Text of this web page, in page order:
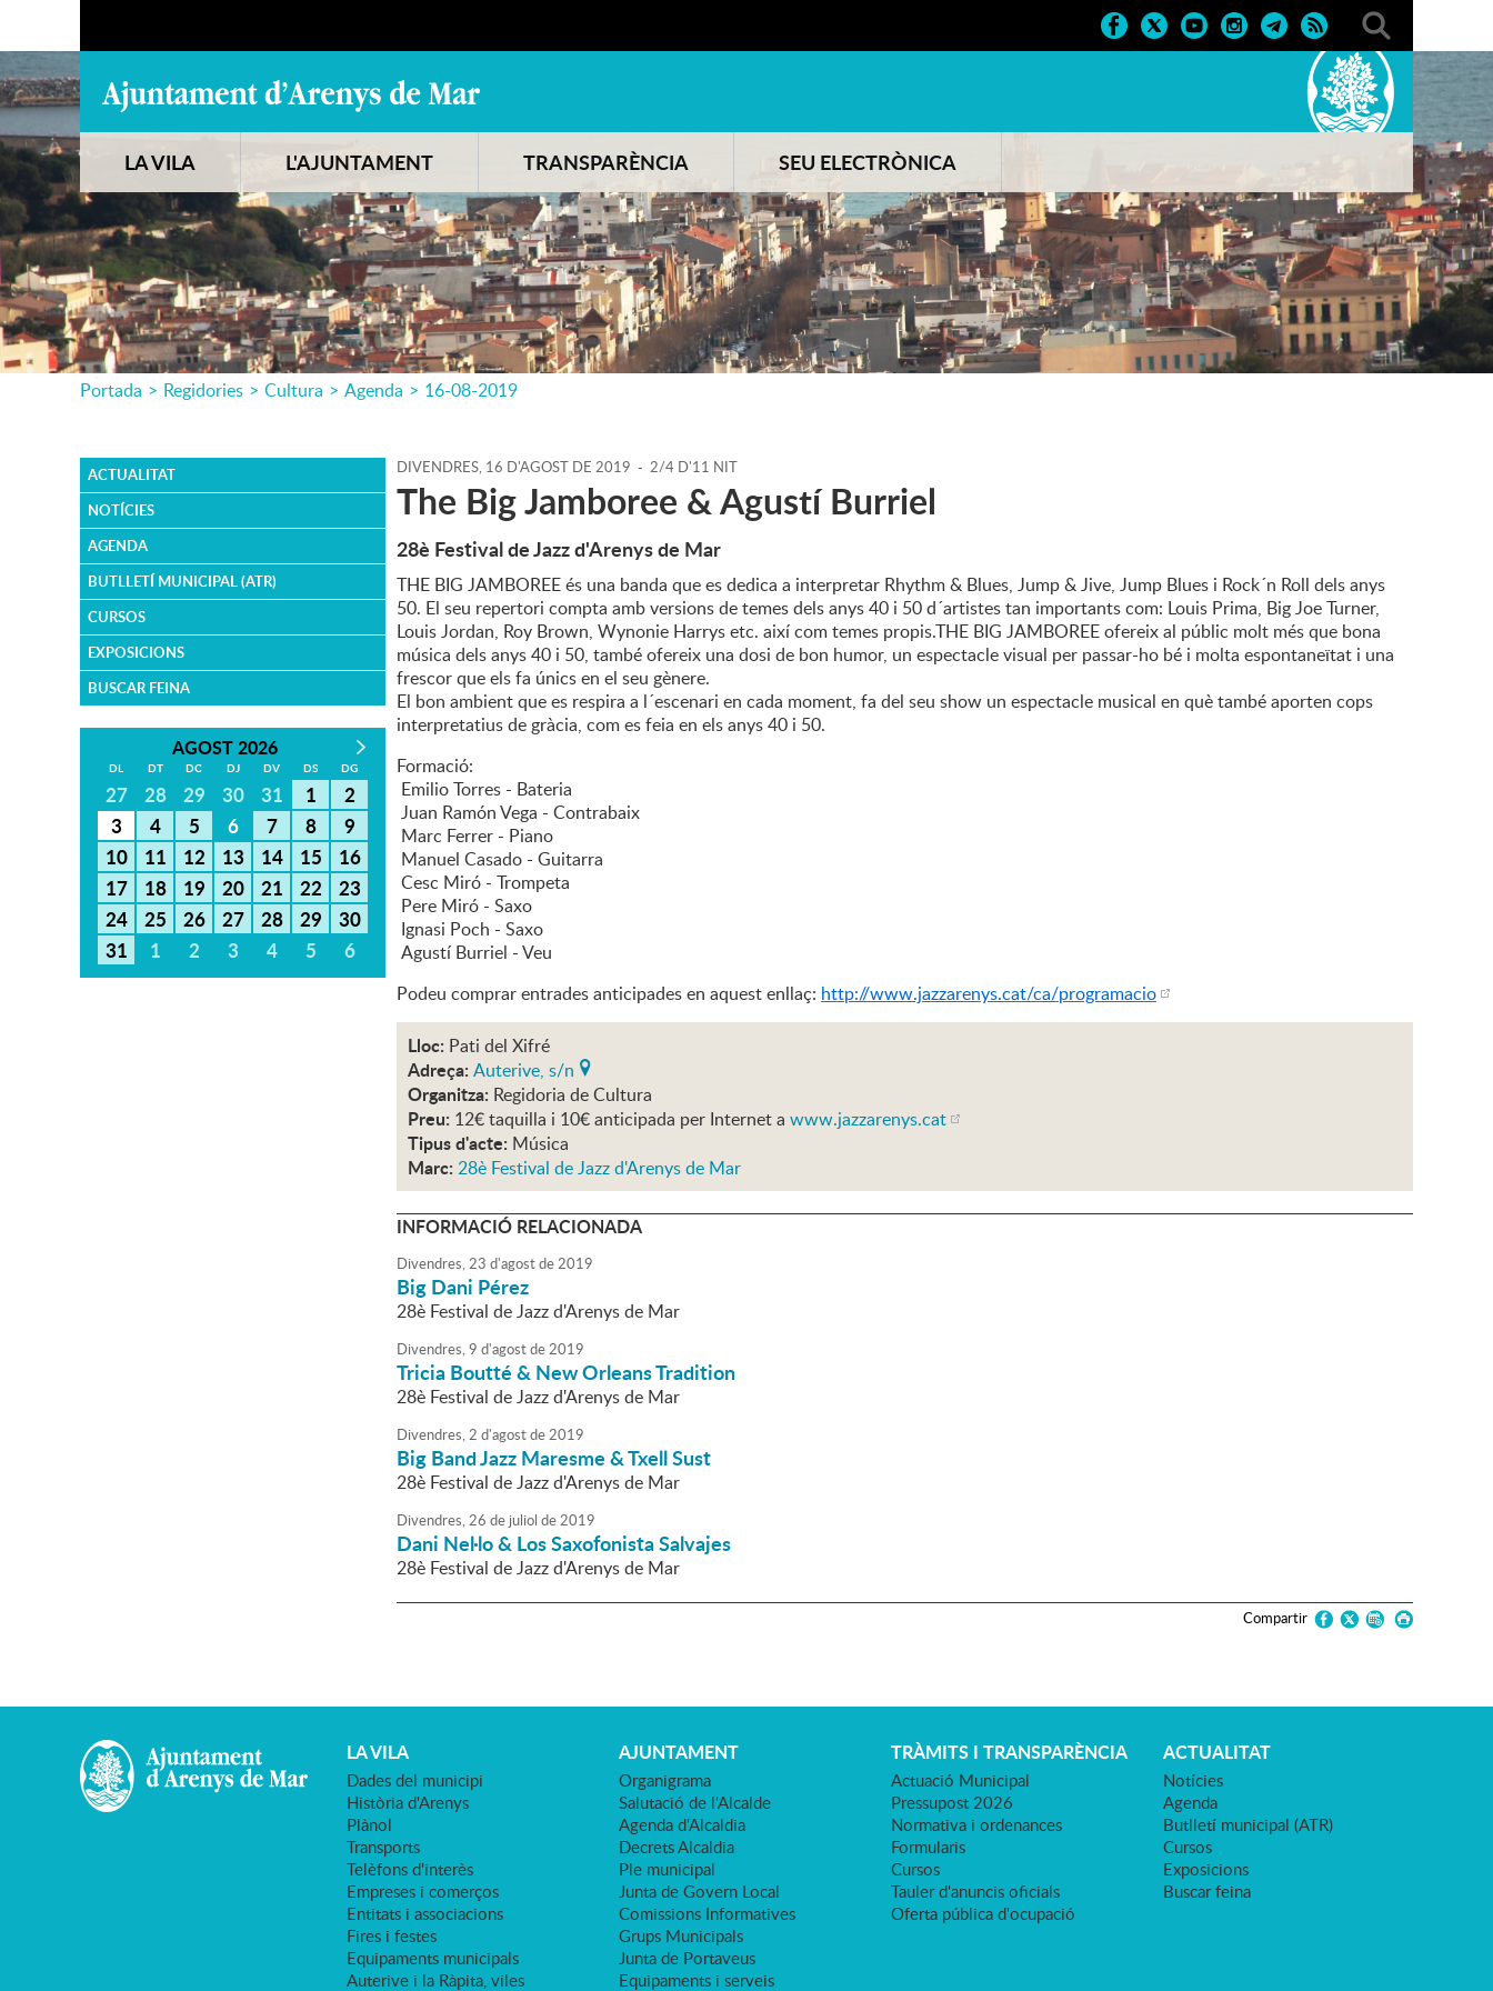
LA VILA L'AJUNTAMENT TRANSPARÈNCIA SEU ELECTRÒNICA
Portada > Regidories > Cultura > Agenda > 16-08-2019
ACTUALITAT
NOTÍCIES
AGENDA
BUTLLETÍ MUNICIPAL (ATR)
CURSOS
EXPOSICIONS
BUSCAR FEINA
AGOST 2026
DL DT DC DJ DV DS DG
27 28 29 30 31 1
2
3
4 5 6 7 8
9
10
11 12 13 14 15
16
17
18 19 20 21 22
23
24
25 26 27 28 29
30
31
1 2 3 4 5 6
DIVENDRES, 16 D'AGOST DE 2019 - 2/4 D'11 NIT
The Big Jamboree & Agustí Burriel
28è Festival de Jazz d'Arenys de Mar
THE BIG JAMBOREE és una banda que es dedica a interpretar Rhythm & Blues, Jump & Jive, Jump Blues i Rock´n Roll dels anys
50. El seu repertori compta amb versions de temes dels anys 40 i 50 d´artistes tan importants com: Louis Prima, Big Joe Turner,
Louis Jordan, Roy Brown, Wynonie Harrys etc. així com temes propis.THE BIG JAMBOREE ofereix al públic molt més que bona
música dels anys 40 i 50, també ofereix una dosi de bon humor, un espectacle visual per passar-ho bé i molta espontaneïtat i una
frescor que els fa únics en el seu gènere.
El bon ambient que es respira a l´escenari en cada moment, fa del seu show un espectacle musical en què també aporten cops
interpretatius de gràcia, com es feia en els anys 40 i 50.
Formació:
Emilio Torres - Bateria
Juan Ramón Vega - Contrabaix
Marc Ferrer - Piano
Manuel Casado - Guitarra
Cesc Miró - Trompeta
Pere Miró - Saxo
Ignasi Poch - Saxo
Agustí Burriel - Veu
Podeu comprar entrades anticipades en aquest enllaç: http://www.jazzarenys.cat/ca/programacio
Lloc: Pati del Xifré
Adreça: Auterive, s/n
Organitza: Regidoria de Cultura
Preu: 12€ taquilla i 10€ anticipada per Internet a www.jazzarenys.cat
Tipus d'acte: Música
Marc: 28è Festival de Jazz d'Arenys de Mar
INFORMACIÓ RELACIONADA
Divendres,23 d'agostde2019
Big Dani Pérez
28è Festival de Jazz d'Arenys de Mar
Divendres,9 d'agostde2019
Tricia Boutté & New Orleans Tradition
28è Festival de Jazz d'Arenys de Mar
Divendres,2 d'agostde2019
Big Band Jazz Maresme & Txell Sust
28è Festival de Jazz d'Arenys de Mar
Divendres,26 de juliol de2019
Dani Nel·lo & Los Saxofonista Salvajes
28è Festival de Jazz d'Arenys de Mar
Compartir
LA VILA
Dades del municipi
Història d'Arenys
Plànol
Transports
Telèfons d'interès
Empreses i comerços
Entitats i associacions
Fires i festes
Equipaments municipals
Auterive i la Ràpita, viles
AJUNTAMENT
Organigrama
Salutació de l'Alcalde
Agenda d'Alcaldia
Decrets Alcaldia
Ple municipal
Junta de Govern Local
Comissions Informatives
Grups Municipals
Junta de Portaveus
Equipaments i serveis
TRÀMITS I TRANSPARÈNCIA
Actuació Municipal
Pressupost 2026
Normativa i ordenances
Formularis
Cursos
Tauler d'anuncis oficials
Oferta pública d'ocupació
ACTUALITAT
Notícies
Agenda
Butlletí municipal (ATR)
Cursos
Exposicions
Buscar feina